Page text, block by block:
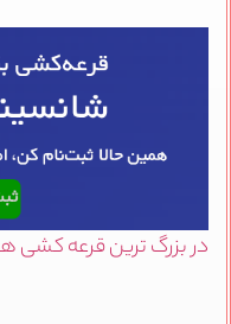
در بزرگ ترین قرعه کشی